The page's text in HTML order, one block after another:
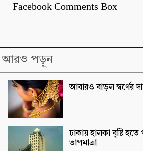
Facebook Comments Box
আরও পড়ুন
আবারও বাড়ল স্বর্ণের
ঢাকায় হালকা বৃষ্টি
তাপমাত্রা